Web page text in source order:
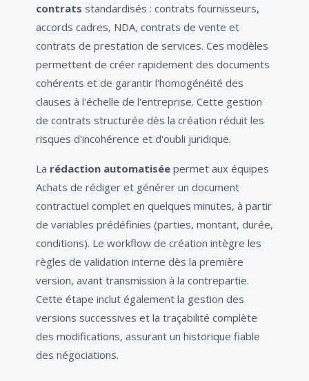
contrats standardisés : contrats fournisseurs,
accords cadres, NDA, contrats de vente et
contrats de prestation de services. Ces modèles
permettent de créer rapidement des documents
cohérents et de garantir l'homogénéité des
clauses à l'échelle de l'entreprise. Cette gestion
de contrats structurée dès la création réduit les
risques d'incohérence et d'oubli juridique.
La rédaction automatisée permet aux équipes
Achats de rédiger et générer un document
contractuel complet en quelques minutes, à partir
de variables prédéfinies (parties, montant, durée,
conditions). Le workflow de création intègre les
règles de validation interne dès la première
version, avant transmission à la contrepartie.
Cette étape inclut également la gestion des
versions successives et la traçabilité complète
des modifications, assurant un historique fiable
des négociations.